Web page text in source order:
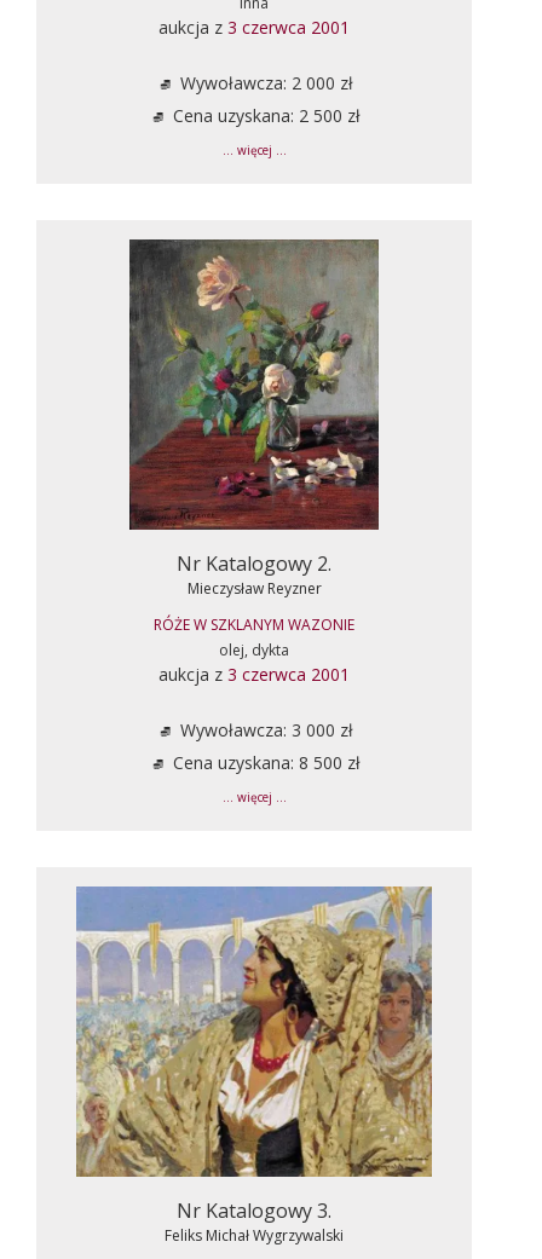
aukcja z 3 czerwca 2001
Wywoławcza: 2 000 zł
Cena uzyskana: 2 500 zł
... więcej ...
Nr Katalogowy 2.
Mieczysław Reyzner
RÓŻE W SZKLANYM WAZONIE
olej, dykta
aukcja z 3 czerwca 2001
Wywoławcza: 3 000 zł
Cena uzyskana: 8 500 zł
... więcej ...
Nr Katalogowy 3.
Feliks Michał Wygrzywalski